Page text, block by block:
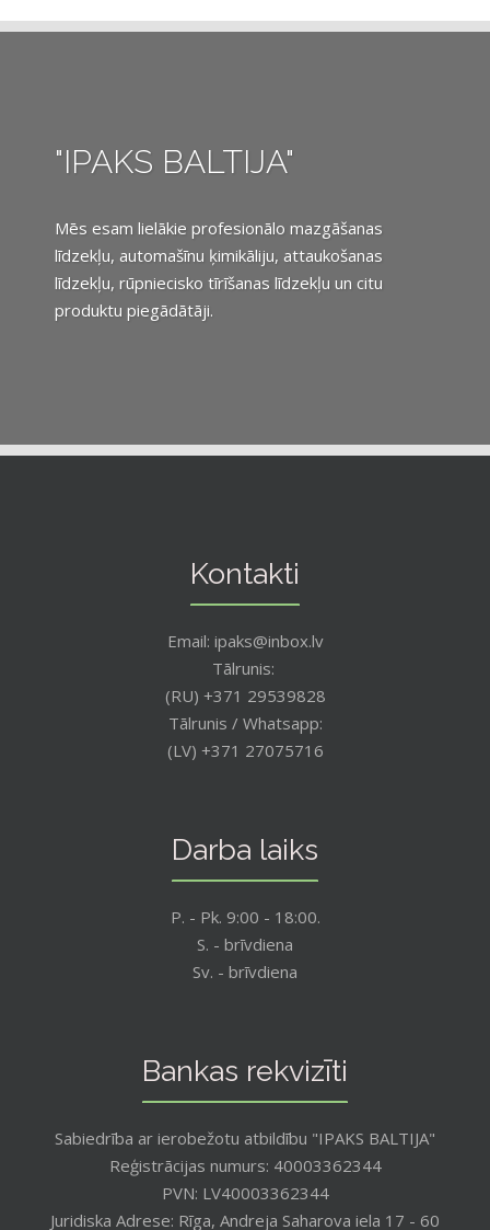
"IPAKS BALTIJA"
Mēs esam lielākie profesionālo mazgāšanas
līdzekļu, automašīnu ķimikāliju, attaukošanas
līdzekļu, rūpniecisko tīrīšanas līdzekļu un citu
produktu piegādātāji.
Kontakti
Email: ipaks@inbox.lv
Tālrunis:
(RU) +371 29539828
Tālrunis / Whatsapp:
(LV) +371 27075716
Darba laiks
P. - Pk. 9:00 - 18:00.
S. - brīvdiena
Sv. - brīvdiena
Bankas rekvizīti
Sabiedrība ar ierobežotu atbildību "IPAKS BALTIJA"
Reģistrācijas numurs: 40003362344
PVN: LV40003362344
Juridiska Adrese: Rīga, Andreja Saharova iela 17 - 60